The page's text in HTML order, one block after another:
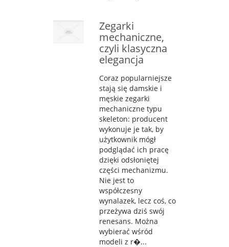
Zegarki
mechaniczne,
czyli klasyczna
elegancja
Coraz popularniejsze
stają się damskie i
męskie zegarki
mechaniczne typu
skeleton: producent
wykonuje je tak, by
użytkownik mógł
podglądać ich pracę
dzięki odsłoniętej
części mechanizmu.
Nie jest to
współczesny
wynalazek, lecz coś, co
przeżywa dziś swój
renesans. Można
wybierać wśród
modeli z r�...